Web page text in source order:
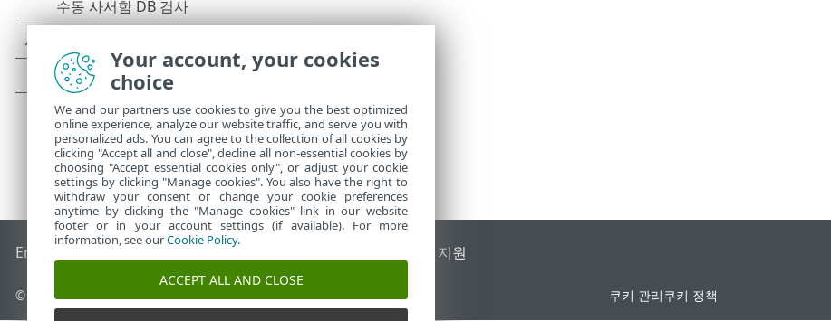
End of Life ESET 지식 베이스 ESET 포럼 국가별 지원
© 1992 - 2025 ESET, spol. s r.o. - All rights reserved. 쿠키 관리쿠키 정책
Your account, your cookies
choice
We and our partners use cookies to give you the best optimized
online experience, analyze our website traffic, and serve you with
personalized ads. You can agree to the collection of all cookies by
clicking "Accept all and close", decline all non-essential cookies by
choosing "Accept essential cookies only", or adjust your cookie
settings by clicking "Manage cookies". You also have the right to
withdraw your consent or change your cookie preferences
anytime by clicking the "Manage cookies" link in our website
footer or in your account settings (if available). For more
information, see ourCookie Policy.
ACCEPT ALL AND CLOSE